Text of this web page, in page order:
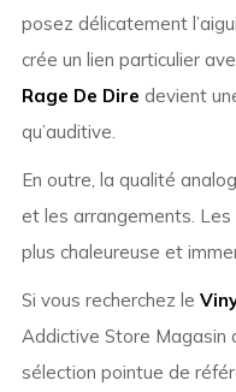
posez délicatement
crée un lien particulier
Rage De Dire devient
qu’auditive.
En outre, la qualité
et les arrangements.
plus chaleureuse et
Si vous recherchez le
Addictive Store Magasin
sélection pointue de